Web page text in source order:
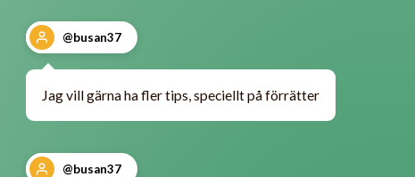
@busan37
Jag vill gärna ha fler tips, speciellt på förrätter
@busan37